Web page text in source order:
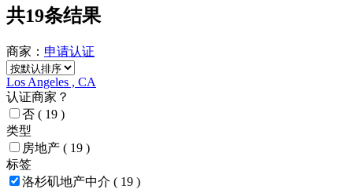
共19条结果
商家： 申请认证
Los Angeles , CA
认证商家？
否 ( 19 )
类型
房地产 ( 19 )
标签
洛杉矶地产中介 ( 19 )